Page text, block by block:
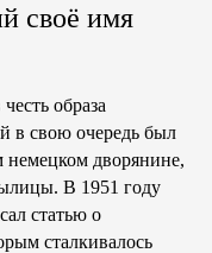
своё имя
образа
в свою очередь был
немецком дворянине,
В 1951 году
статью о
сталкивалось